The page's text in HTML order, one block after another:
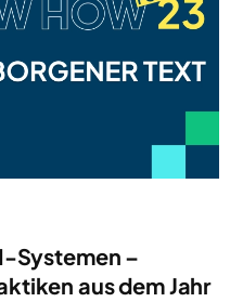
Systemen –
aus dem Jahr